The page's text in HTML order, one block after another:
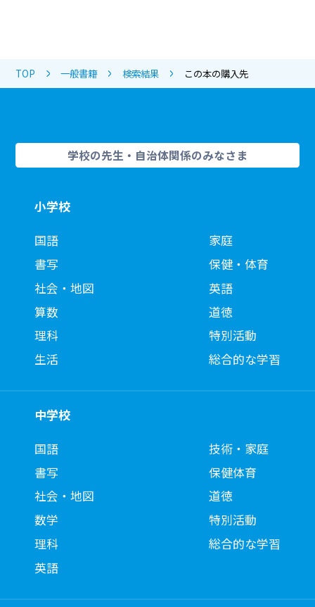
TOP 一般書籍 検索結果 この本の購入先
学校の先生・自治体関係のみなさま
小学校
国語
書写
社会・地図
算数
理科
生活
家庭
保健・体育
英語
道徳
特別活動
総合的な学習
中学校
国語
書写
社会・地図
数学
理科
英語
技術・家庭
保健体育
道徳
特別活動
総合的な学習